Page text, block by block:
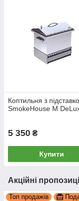
Коптильня з
SmokeHouse M
5 350 ₴
Купити
Акційні
Топ продажів